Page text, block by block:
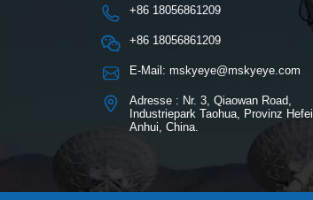
+86 18056861209
+86 18056861209
E-Mail: mskyeye@mskyeye.com
Adresse : Nr. 3, Qiaowan Road,
Industriepark Taohua, Provinz Hefei,
Anhui, China.